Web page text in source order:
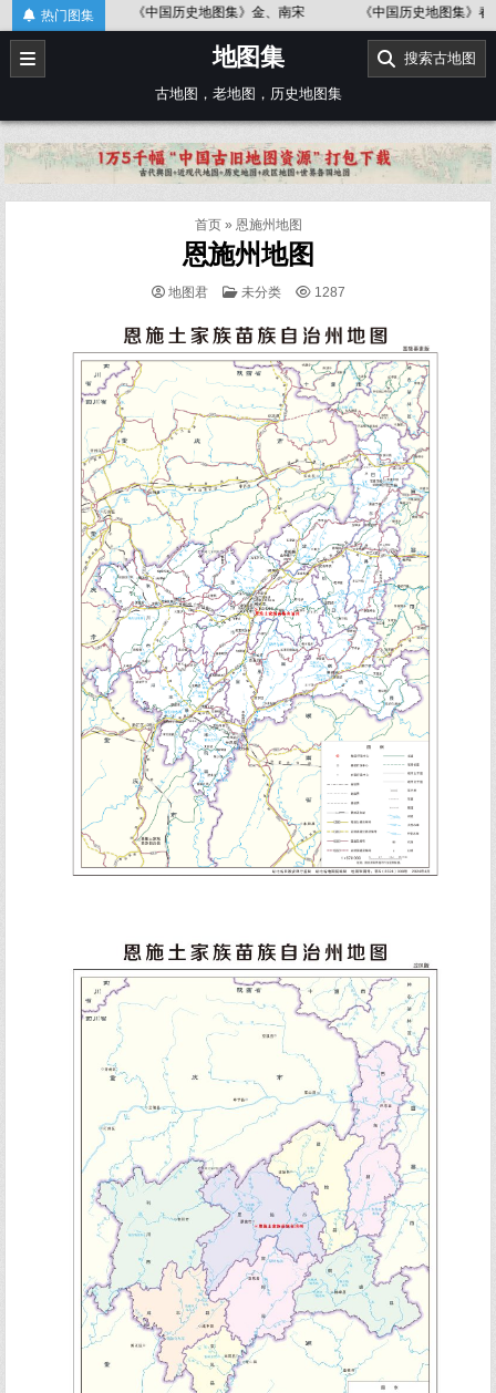
Skip
to
content
热门图集
南宋 《中国历史地图集》春秋战国 《中国历史地图集》辽、北宋
地图集
古地图，老地图，历史地图集
搜索古地图
首页» 恩施州地图
恩施州地图
地图君
POSTED
未分类 1287